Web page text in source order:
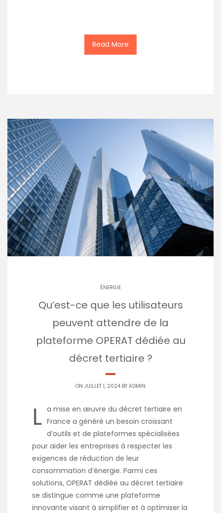
Read More
ÉNERGIE
Qu’est-ce que les utilisateurs
peuvent attendre de la
plateforme OPERAT dédiée au
décret tertiaire ?
ON JUILLET 1, 2024 BY ADMIN
L a mise en œuvre du décret tertiaire en
France a généré un besoin croissant
d’outils et de plateformes spécialisées
pour aider les entreprises à respecter les
exigences de réduction de leur
consommation d’énergie. Parmi ces
solutions, OPERAT dédiée au décret tertiaire
se distingue comme une plateforme
innovante visant à simplifier et à optimiser la